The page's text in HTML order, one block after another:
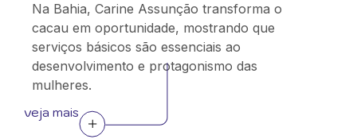
Na Bahia, Carine Assunção transforma o
cacau em oportunidade, mostrando que
serviços básicos são essenciais ao
desenvolvimento e protagonismo das
mulheres.
veja mais